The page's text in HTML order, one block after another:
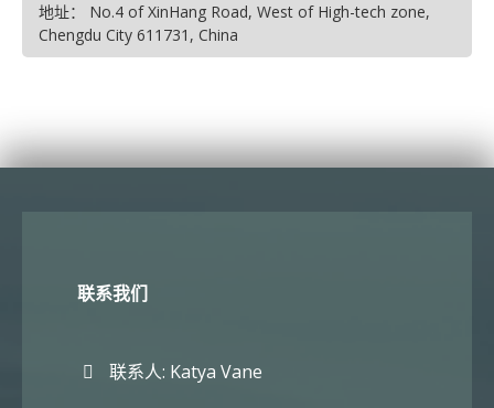
地址： No.4 of XinHang Road, West of High-tech zone,
Chengdu City 611731, China
联系我们
联系人: Katya Vane